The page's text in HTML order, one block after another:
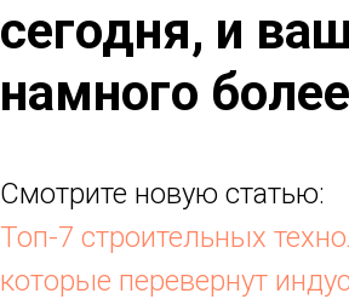
сегодня, и
намного
Смотрите новую статью:
Топ-7 строительных
которые перевернут